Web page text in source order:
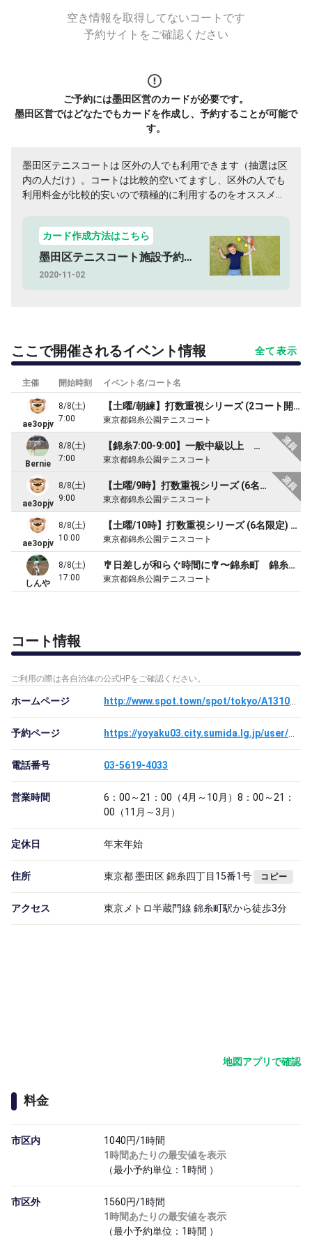
空き情報を取得してないコートです
予約サイトをご確認ください
ご予約には墨田区営のカードが必要です。
墨田区営ではどなたでもカードを作成し、予約することが可能で
す。
墨田区テニスコートは 区外の人でも利用できます（抽選は区
内の人だけ）。コートは比較的空いてますし、区外の人でも
利用料金が比較的安いので積極的に利用するのをオススメし
カード作成方法はこちら
墨田区テニスコート施設予約方法
2020-11-02
ここで開催されるイベント情報 全て表示
主催 開始時刻 イベント名/コート名
ae3opjv
8/8(土)
7:00
【土曜/朝練】打数重視シリーズ (2コート開催) 待ち時間ほぼなし集中練習会 ＠錦糸公園テニスコート
東京都錦糸公園テニスコート
Bernie
8/8(土)
7:00
【錦糸7:00-9:00】一般中級以上 ラリー中心練習会(シングルス寄り)
東京都錦糸公園テニスコート
ae3opjv
8/8(土)
9:00
【土曜/9時】打数重視シリーズ (6名限定) 待ち時間ほぼない集中練習会＠錦糸公園テニスコート
東京都錦糸公園テニスコート
ae3opjv
8/8(土)
10:00
【土曜/10時】打数重視シリーズ (6名限定) 待ち時間ほぼない集中練習会＠錦糸公園テニスコート
東京都錦糸公園テニスコート
しんや
8/8(土)
17:00
🎐日差しが和らぐ時間に🎐〜錦糸町 錦糸公園〜 楽しくダブルスしませんか✨
東京都錦糸公園テニスコート
コート情報
ご利用の際は各自治体の公式HPをご確認ください。
ホームページ
予約ページ
電話番号 03-5619-4033
営業時間
6：00～21：00（4月～10月）8：00～21：
00（11月～3月）
定休日 年末年始
住所 東京都 墨田区 錦糸四丁目15番1号 コピー
アクセス 東京メトロ半蔵門線 錦糸町駅から徒歩3分
地図アプリで確認
料金
市区内
1040円/1時間
1時間あたりの最安値を表示
（最小予約単位：1時間 ）
市区外
1560円/1時間
1時間あたりの最安値を表示
（最小予約単位：1時間 ）